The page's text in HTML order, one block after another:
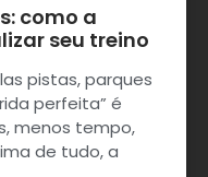
como a
seu treino
pistas, parques
perfeita” é
menos tempo,
de tudo, a